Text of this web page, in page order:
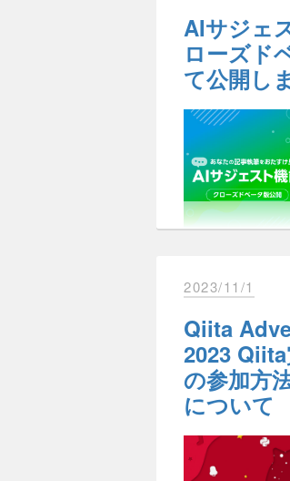
これからも改善
Discussions で
AIサジェ
は
AIサジェスト機
執筆した内容を
提案を行う機能
この機能を用い
を考える際など
きのアイディア
なります。
でAIサジェスト
ります。
ベータ版切り替
Markdownエ
コマンド一
択する
今回新しい支援
Sponsorsを利用
での活動時も支
るよう、GitHub
るようにいたし
副次的な効果と
た下記のような
や応援の気持ち
になるのではな
表現したい
ーションに
私たちはこの機
アの「情報をオ
援する文化」を
えています。
今回も盛大に行
Calendarスポン
プレゼント企画
プレゼント総額
なりました。
Calendar 2023
発表しましたが
ゼント対象者の
※Qiita Advent
特別企画の結果
Advent Calendar
プレゼント
発表！
2023年は14社の
だき、豪華な賞
ユーザーのみな
ただけましたら
また、ご参加い
業の皆さま、ご
うございました
AIサジェ
ローズド
て公開し
てAIサジェスト
お知らせします
公開は2023年11
背景
2023/11/1
Qiita
2023
の参加方
について